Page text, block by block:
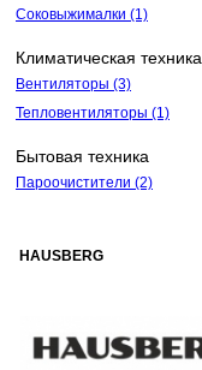
Соковыжималки (1)
Климатическая техника
Вентиляторы (3)
Тепловентиляторы (1)
Бытовая техника
Пароочистители (2)
HAUSBERG